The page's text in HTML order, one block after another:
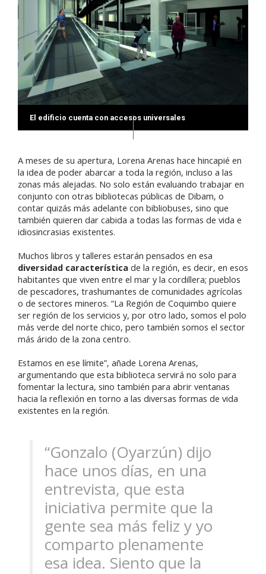
El edificio cuenta con accesos universales
A meses de su apertura, Lorena Arenas hace hincapié en
la idea de poder abarcar a toda la región, incluso a las
zonas más alejadas. No solo están evaluando trabajar en
conjunto con otras bibliotecas públicas de Dibam, o
contar quizás más adelante con bibliobuses, sino que
también quieren dar cabida a todas las formas de vida e
idiosincrasias existentes.
Muchos libros y talleres estarán pensados en esa
diversidad característica de la región, es decir, en esos
habitantes que viven entre el mar y la cordillera; pueblos
de pescadores, trashumantes de comunidades agrícolas
o de sectores mineros. “La Región de Coquimbo quiere
ser región de los servicios y, por otro lado, somos el polo
más verde del norte chico, pero también somos el sector
más árido de la zona centro.
Estamos en ese límite”, añade Lorena Arenas,
argumentando que esta biblioteca servirá no solo para
fomentar la lectura, sino también para abrir ventanas
hacia la reflexión en torno a las diversas formas de vida
existentes en la región.
“Gonzalo (Oyarzún) dijo
hace unos días, en una
entrevista, que esta
iniciativa permite que la
gente sea más feliz y yo
comparto plenamente
esa idea. Siento que la